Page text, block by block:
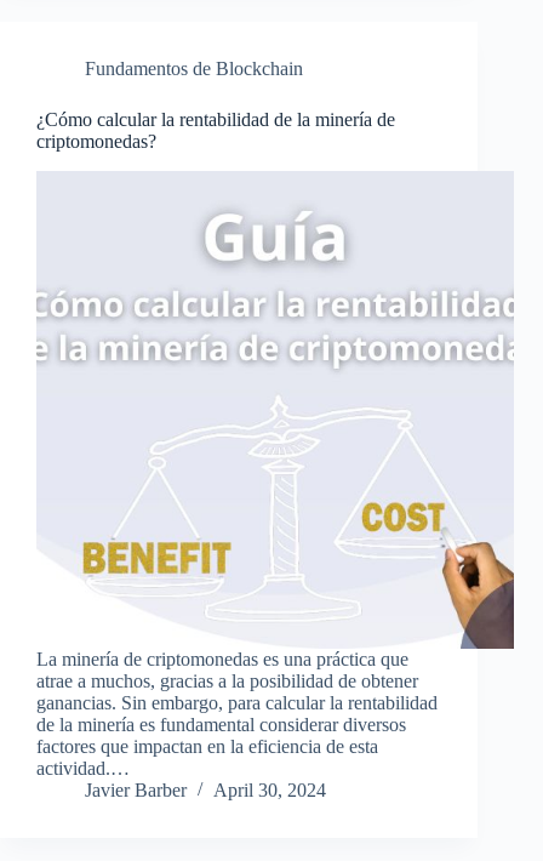
Fundamentos de Blockchain
¿Cómo calcular la rentabilidad de la minería de
criptomonedas?
La minería de criptomonedas es una práctica que
atrae a muchos, gracias a la posibilidad de obtener
ganancias. Sin embargo, para calcular la rentabilidad
de la minería es fundamental considerar diversos
factores que impactan en la eficiencia de esta
actividad.…
Javier Barber
April 30, 2024